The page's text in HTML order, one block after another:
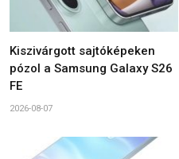
Kiszivárgott sajtóképeken
pózol a Samsung Galaxy S26
FE
2026-08-07